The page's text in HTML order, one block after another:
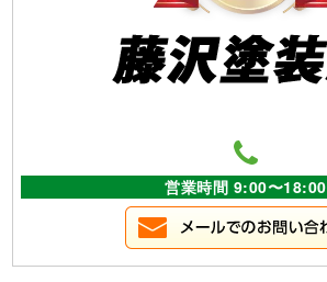
営業時間 9:00〜18:00